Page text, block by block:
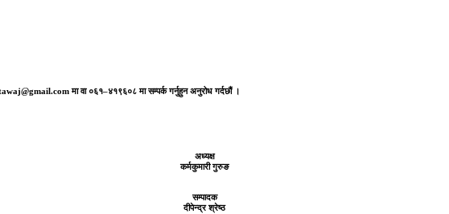
मा वा ०६१–४१९६०८ मा सम्पर्क गर्नुहुन अनुरोध गर्दछौं ।
अध्यक्ष
कर्मकुमारी गुरुङ
सम्पादक
दीपेन्द्र श्रेष्ठ